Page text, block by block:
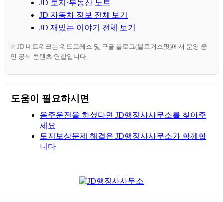
JD 토지·부동산 노트
JD 자동차 정보 전체 보기
JD 재밌는 이야기 전체 보기
※ JD 네트워크는 워드프레스 및 구글 블로그(블로거스팟)에서 운영 중
인 공식 콘텐츠 연합입니다.
도움이 필요하시면
음주운전을 하셨다면 JD행정사사무소를 찾아주
세요
토지보상문제 해결은 JD행정사사무소가 함께합
니다